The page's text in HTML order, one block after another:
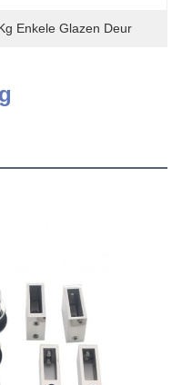
Enkele Glazen Deur